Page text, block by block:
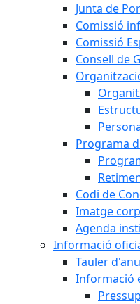
Junta de
Comissió
Comissió
Consell de
Programa
Codi de
Imatge
Agenda
Informació
Tauler
Informació